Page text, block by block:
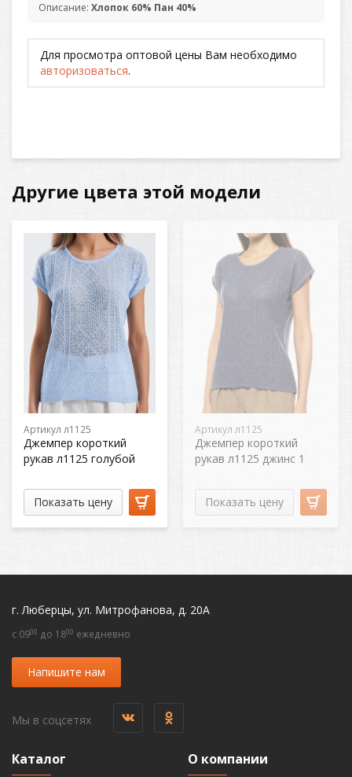
Описание: Хлопок 60% Пан 40%
Для просмотра оптовой цены Вам необходимо
авторизоваться.
Другие цвета этой модели
Артикул л1125
Джемпер короткий
рукав л1125 голубой
Показать цену
Артикул л1125
Джемпер короткий
рукав л1125 джинс 1
Показать цену
г. Люберцы, ул. Митрофанова, д. 20А
c 0900 до 1800 ежедневно
Напишите нам
Мы в соцсетях
Каталог О компании